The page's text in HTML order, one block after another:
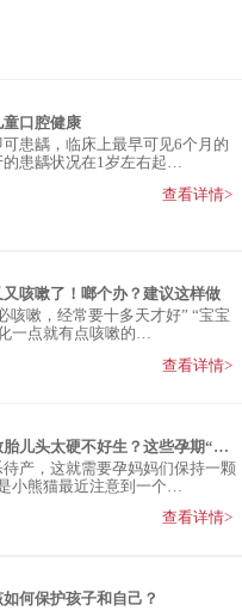
口腔健康
患龋，临床上最早可见6个月的
的患龋状况在1岁左右起…
查看详情>
咳嗽了！啷个办？建议这样做
咳嗽，经常要十多天才好” “宝宝
一点就有点咳嗽的…
查看详情>
孕期补钙会导致胎儿头太硬不好生？这些孕期“谣言”别中招！
产，这就需要孕妈妈们保持一颗
小熊猫最近注意到一个…
查看详情>
何保护孩子和自己？